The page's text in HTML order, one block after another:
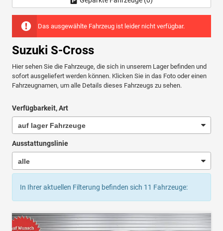
Das ausgewählte Fahrzeug ist leider nicht verfügbar.
Suzuki S-Cross
Hier sehen Sie die Fahrzeuge, die sich in unserem Lager befinden und
sofort ausgeliefert werden können. Klicken Sie in das Foto oder einen
Fahrzeugnamen, um alle Details dieses Fahrzeugs zu sehen.
Verfügbarkeit, Art
Ausstattungslinie
In Ihrer aktuellen Filterung befinden sich 11 Fahrzeuge: